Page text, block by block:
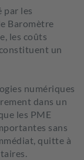
par les
Baromètre
les coûts
un
numériques
dans un
les PME
sans
quitte à